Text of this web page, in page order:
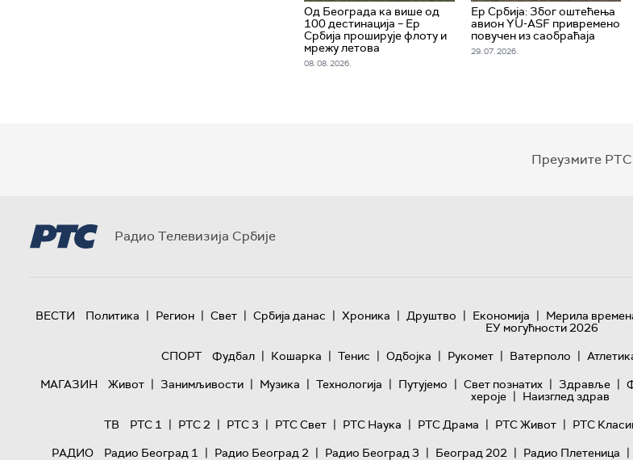
Од Београда ка више од
100 дестинација – Ер
Србија проширује флоту и
мрежу летова
08. 08. 2026.
Ер Србија: Због оштећења
авион YU-ASF привремено
повучен из саобраћаја
29. 07. 2026.
Преузмите РТС
Радио Телевизија Србије
ВЕСТИ Политика | Регион | Свет | Србија данас | Хроника | Друштво | Економија | Мерила
ЕУ могућности 2026
СПОРТ
Фудбал | Кошарка | Тенис | Одбојка | Рукомет | Ватерполо |
МАГАЗИН
Живот | Занимљивости | Музика | Технологијa | Путујемо | Свет познатих | Здравље |
хероје | Наизглед здрав
ТВ
РТС 1 | РТС 2 | РТС 3 | РТС Свет | РТС Наука | РТС Драма | РТС Живот | РТС
РАДИО
Радио Београд 1 | Радио Београд 2 | Радио Београд 3 | Београд 202 | Радио Плетеница |